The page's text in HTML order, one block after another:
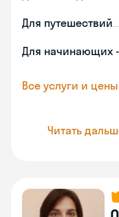
Для путешествий
Для начинающих
Все услуги и цены
Читать